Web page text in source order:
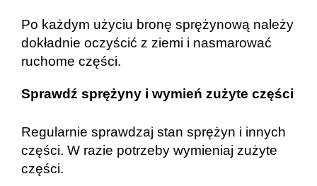
Po każdym użyciu bronę sprężynową należy
dokładnie oczyścić z ziemi i nasmarować
ruchome części.
Sprawdź sprężyny i wymień zużyte części
Regularnie sprawdzaj stan sprężyn i innych
części. W razie potrzeby wymieniaj zużyte
części.